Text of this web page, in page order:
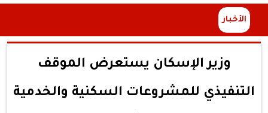
الأخبار
وزير الإسكان يستعرض الموقف
التنفيذي للمشروعات السكنية والخدمية